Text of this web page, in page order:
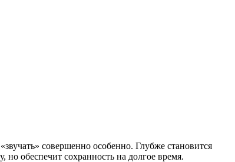
совершенно особенно. Глубже становится
но обеспечит сохранность на долгое время.